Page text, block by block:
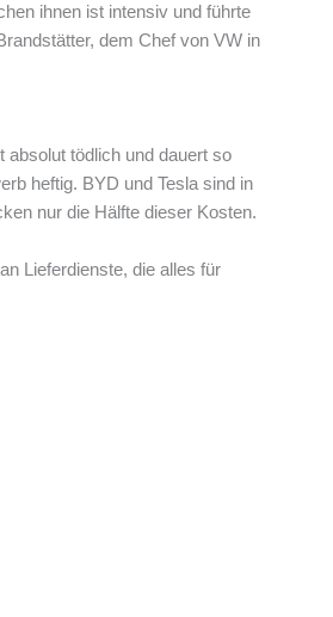
ihnen ist intensiv und führte
dem Chef von VW in
absolut tödlich und dauert so
heftig. BYD und Tesla sind in
nur die Hälfte dieser Kosten.
Lieferdienste, die alles für